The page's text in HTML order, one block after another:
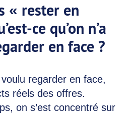
« rester en
ce qu’on n’a
en face ?
voulu regarder en face,
réels des offres.
on s’est concentré sur